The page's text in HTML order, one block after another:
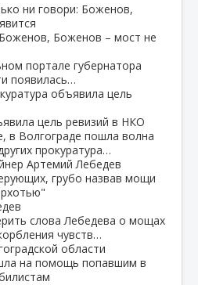
ни говори: Боженов,
портале губернатора
появилась…
объявила цель
в Волгограде пошла волна
прокуратура…
Артемий Лебедев
грубо назвав мощи
слова Лебедева о мощах
чувств…
области
на помощь попавшим в